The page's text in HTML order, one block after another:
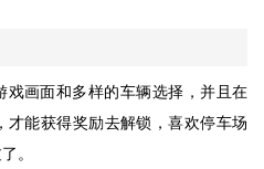
戏画面和多样的车辆选择，并且在
才能获得奖励去解锁，喜欢停车场
。